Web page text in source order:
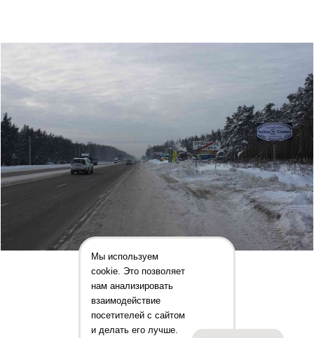
Мы используем
cookie. Это позволяет
нам анализировать
взаимодействие
посетителей с сайтом
и делать его лучше.